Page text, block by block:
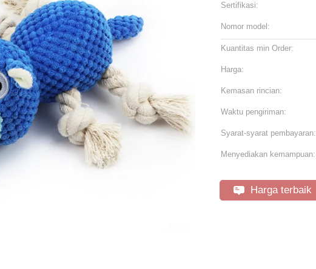
Sertifikasi:
Nomor model:
Kuantitas min Order:
Harga:
Kemasan rincian:
Waktu pengiriman:
Syarat-syarat pembayaran:
Menyediakan kemampuan:
Harga terbaik